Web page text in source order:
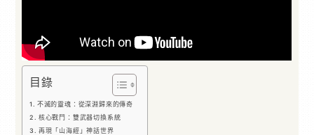
目錄
不滅的靈魂：從深淵歸來的傳奇
核心戰鬥：雙武器切換系統
再現「山海經」神話世界